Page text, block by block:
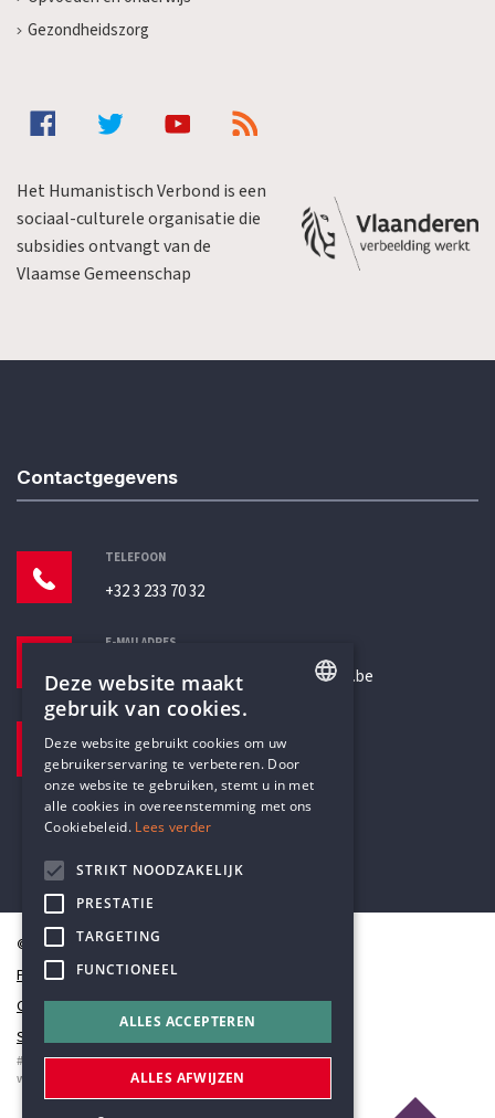
Gezondheidszorg
Het Humanistisch Verbond is een
sociaal-culturele organisatie die
subsidies ontvangt van de
Vlaamse Gemeenschap
Contactgegevens
TELEFOON
+32 3 233 70 32
E-MAILADRES
secretariaat@humanistischverbond.be
Pottenbrug 4
Antwerpen, 2000
© Humanistisch Verbond 2026
Privacy
Cookiestatement
Sitemap
#codedwithlove byCodelines
webapplicaties
mobiele apps&maatwerk websites
DUTCH
Deze website maakt
gebruik van cookies.
Deze website gebruikt cookies om uw
gebruikerservaring te verbeteren. Door
onze website te gebruiken, stemt u in met
alle cookies in overeenstemming met ons
Cookiebeleid. Lees verder
STRIKT NOODZAKELIJK
PRESTATIE
TARGETING
FUNCTIONEEL
ALLES ACCEPTEREN
ALLES AFWIJZEN